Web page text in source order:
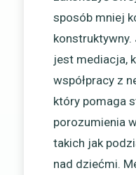
sposób mniej
jest mediacja,
współpracy z
który pomaga
porozumienia
takich jak
nad dziećmi.